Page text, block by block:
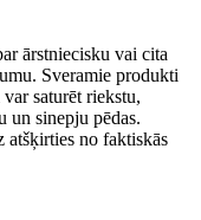
ārstniecisku vai cita
Sveramie produkti
saturēt riekstu,
un sinepju pēdas.
atšķirties no faktiskās